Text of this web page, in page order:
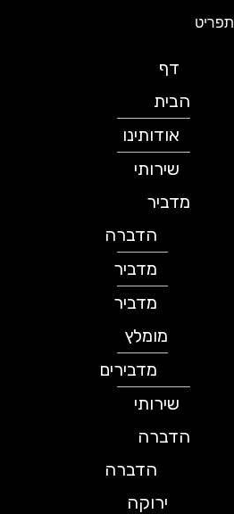
תפריט
דף
הבית
אודותינו
שירותי
מדביר
הדברה
מדביר
מדביר
מומלץ
מדבירים
שירותי
הדברה
הדברה
ירוקה